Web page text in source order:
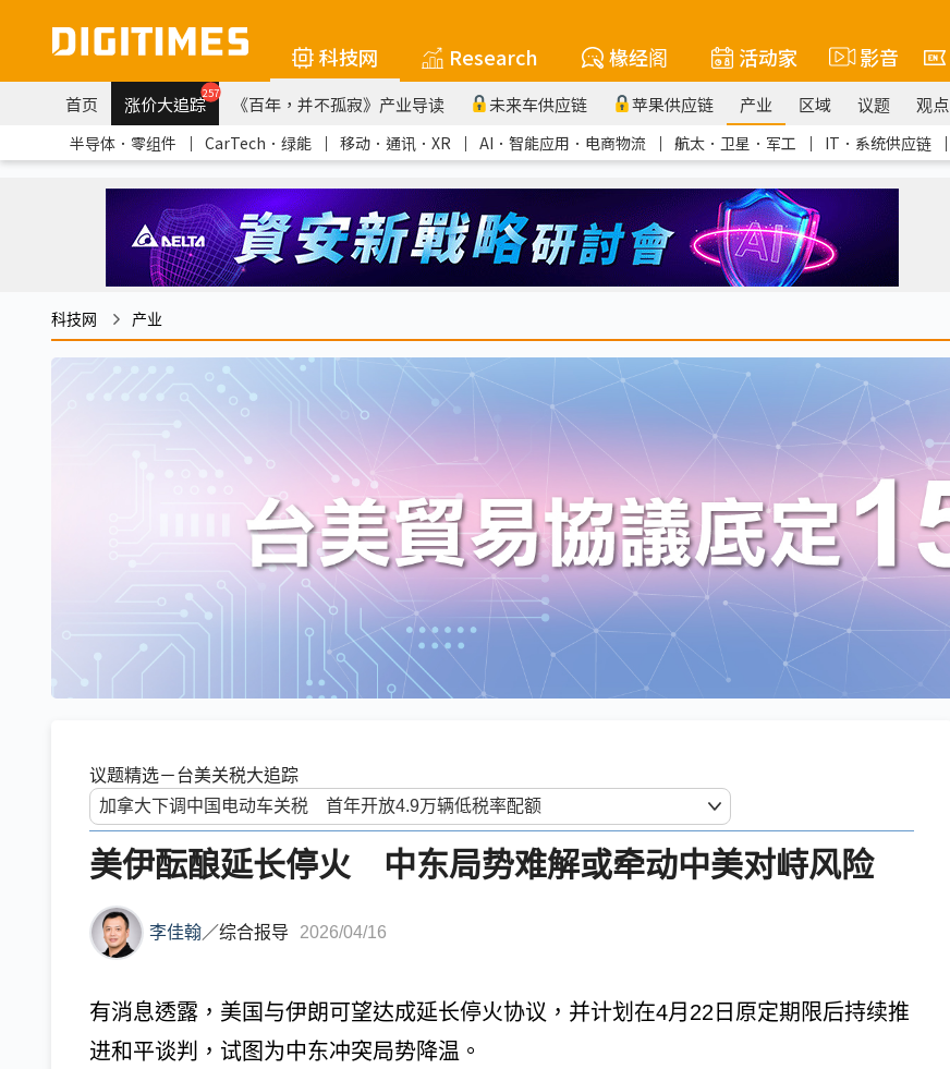
科技网 Research 椽经阁 活动家 影音
首页 涨价大追踪257 《百年，并不孤寂》产业导读 未来车供应链 苹果供应链 产业 区域 议题 观点
半导体．零组件 ｜ CarTech．绿能 ｜ 移动．通讯．XR ｜ AI．智能应用．电商物流 ｜ 航太．卫星．军工 ｜ IT．系统供应链 ｜
科技网 产业
议题精选－台美关税大追踪
美伊酝酿延长停火 中东局势难解或牵动中美对峙风险
李佳翰／综合报导 2026/04/16
有消息透露，美国与伊朗可望达成延长停火协议，并计划在4月22日原定期限后持续推
进和平谈判，试图为中东冲突局势降温。